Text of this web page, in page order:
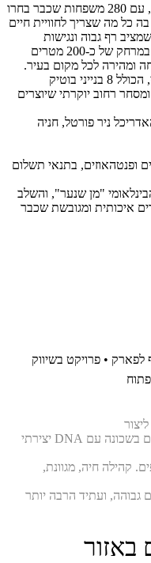
תלפיות החדשה כבר הפכה לסיפור הצלחה, עם 280 משפחות שכבר בחרו
כל מה שצריך לחוויית חיים
רף גבוה ונגישות
מצוינת-בין הרחובות דרך בית לחם וחברון, במרחק של כ-200 מטרים
ומהירה לכל מקום בעיר.
תלפיות החדשה הוא מתחם מגורים איכותי, הכולל 8 בנייני בוטיק
רחוב יוקרתי שיוצרים
ניר פורטל, חניה
ופנטהאוזים, בתנאי תשלום
"מן שנער", והשלב
איכותית ומגובשת שכבר
• פרויקט בשיווק
כאן יש את כל מה שצריך: מגורים איכותיים בשכונה עם DNA יצירתי
קהילה חיה, מגוונת,
גבוהה, ועתיד הרבה יותר
באזור